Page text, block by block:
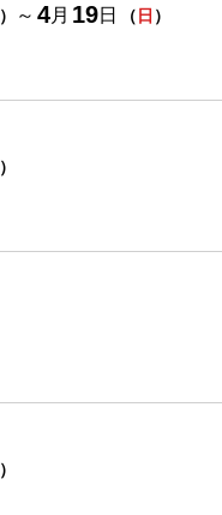
） ～ 4月 19日 （ 日 ）
）
）